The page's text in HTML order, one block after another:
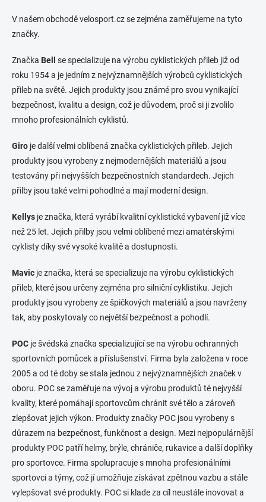
V našem obchodě velosport.cz se zejména zaměřujeme na tyto
značky.
Značka Bell
se specializuje na výrobu cyklistických přileb již od
roku 1954 a je jedním z nejvýznamnějších výrobců cyklistických
přileb na světě. Jejich produkty jsou známé pro svou vynikající
bezpečnost, kvalitu a design, což je důvodem, proč si ji zvolilo
mnoho profesionálních cyklistů.
Giro je další velmi oblíbená značka cyklistických přileb. Jejich
produkty jsou vyrobeny z nejmodernějších materiálů a jsou
testovány při nejvyšších bezpečnostních standardech. Jejich
přilby jsou také velmi pohodlné a mají moderní design.
Kellys je značka, která vyrábí kvalitní cyklistické vybavení již více
než 25 let. Jejich přilby jsou velmi oblíbené mezi amatérskými
cyklisty díky své vysoké kvalitě a dostupnosti.
Mavic je značka, která se specializuje na výrobu cyklistických
přileb, které jsou určeny zejména pro silniční cyklistiku. Jejich
produkty jsou vyrobeny ze špičkových materiálů a jsou navrženy
tak, aby poskytovaly co největší bezpečnost a pohodlí.
POC je švédská značka specializující se na výrobu ochranných
sportovních pomůcek a příslušenství. Firma byla založena v roce
2005 a od té doby se stala jednou z nejvýznamnějších značek v
oboru. POC se zaměřuje na vývoj a výrobu produktů té nejvyšší
kvality, které pomáhají sportovcům chránit své tělo a zároveň
zlepšovat jejich výkon. Produkty značky POC jsou vyrobeny s
důrazem na bezpečnost, funkčnost a design. Mezi nejpopulárnější
produkty POC patří helmy, brýle, chrániče, rukavice a další doplňky
pro sportovce. Firma spolupracuje s mnoha profesionálními
sportovci a týmy, což jí umožňuje získávat zpětnou vazbu a stále
vylepšovat své produkty. POC si klade za cíl neustále inovovat a